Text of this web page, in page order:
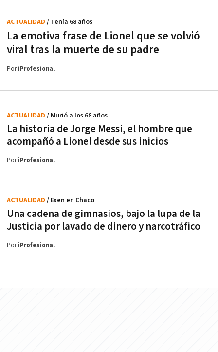
La emotiva frase de Lionel que se volvió
viral tras la muerte de su padre
ACTUALIDAD / Tenía 68 años
PoriProfesional
La historia de Jorge Messi, el hombre que
acompañó a Lionel desde sus inicios
ACTUALIDAD / Murió a los 68 años
PoriProfesional
Una cadena de gimnasios, bajo la lupa de la
Justicia por lavado de dinero y narcotráfico
ACTUALIDAD / Exen en Chaco
PoriProfesional